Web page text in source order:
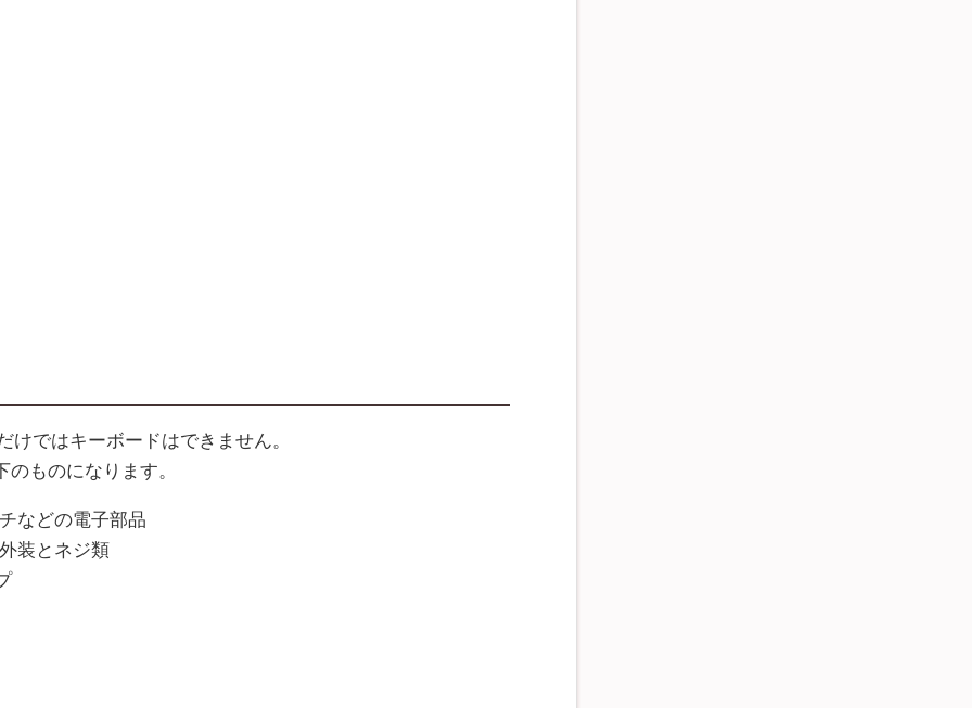
ではキーボードはできません。
ものになります。
などの電子部品
装とネジ類